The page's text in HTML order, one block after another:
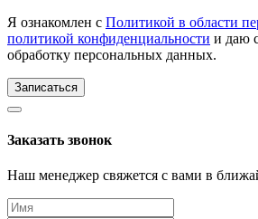
Я ознакомлен с Политикой в области
политикой конфиденциальности и даю
обработку персональных данных.
Записаться
Заказать звонок
Наш менеджер свяжется с вами в